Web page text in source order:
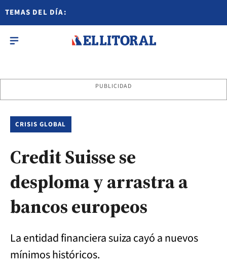
TEMAS DEL DÍA:
PUBLICIDAD
CRISIS GLOBAL
Credit Suisse se
desploma y arrastra a
bancos europeos
La entidad financiera suiza cayó a nuevos
mínimos históricos.